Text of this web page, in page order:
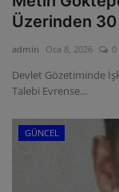
Üzerinden 30
admin Oca 8, 2026 0
Devlet Gözetiminde
Talebi Evrense...
GÜNCEL